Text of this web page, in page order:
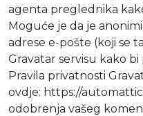
agenta preglednika
Moguće je da je
adrese e-pošte (koji se
Gravatar servisu kako
Pravila privatnosti
ovdje: https://
odobrenja vašeg